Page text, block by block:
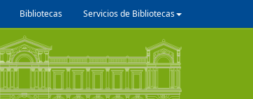
Bibliotecas Servicios de Bibliotecas